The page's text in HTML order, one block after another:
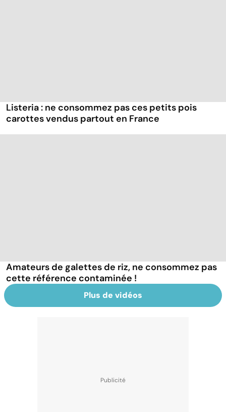
Listeria : ne consommez pas ces petits pois
carottes vendus partout en France
Amateurs de galettes de riz, ne consommez pas
cette référence contaminée !
Plus de vidéos